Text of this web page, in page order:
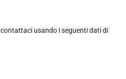
usando i seguenti dati di